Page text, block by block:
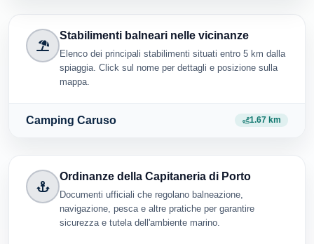
Stabilimenti balneari nelle vicinanze
Elenco dei principali stabilimenti situati entro 5 km dalla
spiaggia. Click sul nome per dettagli e posizione sulla
mappa.
Camping Caruso 1.67 km
Ordinanze della Capitaneria di Porto
Documenti ufficiali che regolano balneazione,
navigazione, pesca e altre pratiche per garantire
sicurezza e tutela dell'ambiente marino.